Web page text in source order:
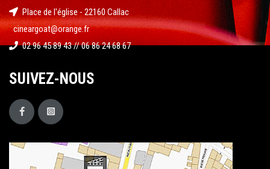
Place de l'église - 22160 Callac
cineargoat@orange.fr
02 96 45 89 43 // 06 86 24 68 67
SUIVEZ-NOUS